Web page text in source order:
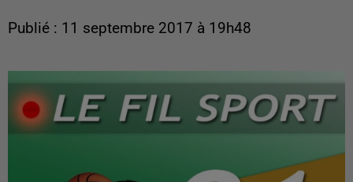
Publié : 11 septembre 2017 à 19h48